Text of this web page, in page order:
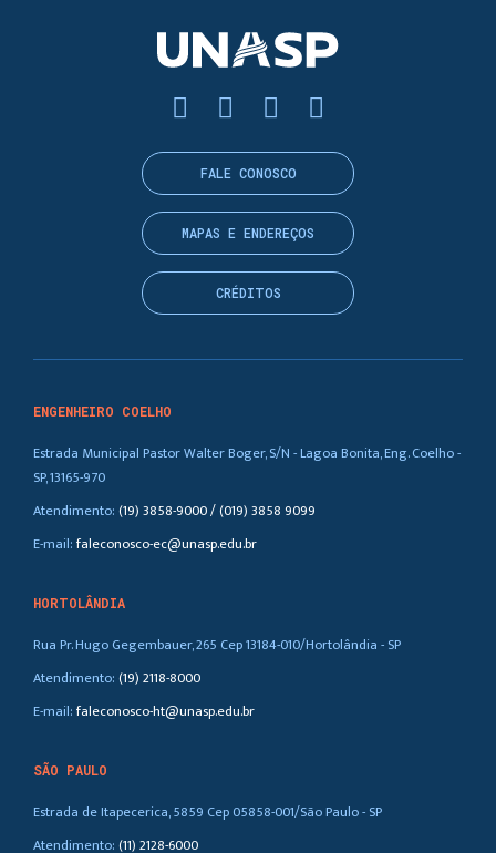
ENGENHEIRO COELHO
Estrada Municipal Pastor Walter Boger, S/N - Lagoa Bonita, Eng. Coelho -
SP, 13165-970
Atendimento:(19) 3858-9000 / (019) 3858 9099
E-mail:faleconosco-ec@unasp.edu.br
HORTOLÂNDIA
Rua Pr. Hugo Gegembauer, 265 Cep 13184-010/Hortolândia - SP
Atendimento:(19) 2118-8000
E-mail:faleconosco-ht@unasp.edu.br
SÃO PAULO
Estrada de Itapecerica, 5859 Cep 05858-001/São Paulo - SP
Atendimento:(11) 2128-6000
FALE CONOSCO
MAPAS E ENDEREÇOS
CRÉDITOS